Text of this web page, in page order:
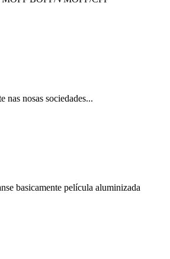
nosas sociedades...
basicamente película aluminizada